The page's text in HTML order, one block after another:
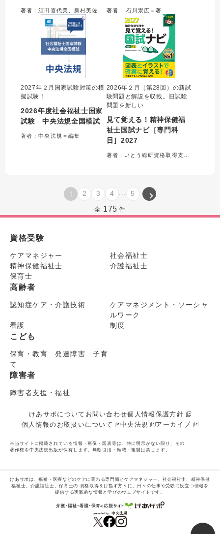
人・若手から研修担当者まで
活用できる実践的な一冊。
を伝えるべきか」が明確にな
り自信につながる。
著者： 石川崇広＝著
2027年２月国家試験対策の模
擬試験！
2026年度社会福祉士国家
試験 中央法規全国模試
著者：中央法規＝編集
2026年２月（第28回）の新試
験問題と解説を収載。旧試験
問題を新しい
見て覚える！精神保健福
祉士国試ナビ［専門科
目］2027
1 2 3 4 5
全 175 件
資格受験
ケアマネジャー
社会福祉士
精神保健福祉士
介護福祉士
保育士
高齢者
認知症ケア・介護技術
ケアマネジメント・ソーシャ
ルワーク
看護
制度
こども
保育・教育 発達障害 子育
て
障害者
障害者支援・福祉
けあサポについて お問い合わせ個人情報保護方針
個人情報のお取扱いについて
中央法規 アーカイブ
※当サイトに掲載されている情報・画像・図表等は、特に明示がない限り、その
著作権を中央法規出版が保有します。無断引用・転載・複製は禁じます。
けあサポは、福祉・医療などのケアに関わる専門職とケアマネジャー、社会福祉士、精神保健
福祉士、介護福祉士、保育士の 資格取得を目指す方々に、日々の仕事や受験に役立つ情報を
提供する実践的な情報と学びのウェブサイトです。